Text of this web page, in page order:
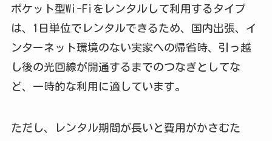
ポケット型Wi-Fiをレンタルして利用するタイプ
は、1日単位でレンタルできるため、国内出張、イ
ンターネット環境のない実家への帰省時、引っ越
し後の光回線が開通するまでのつなぎとしてな
ど、一時的な利用に適しています。
ただし、レンタル期間が長いと費用がかさむた